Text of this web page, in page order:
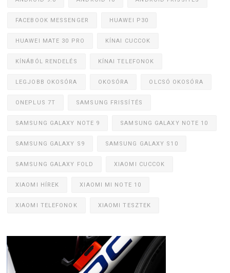
FACEBOOK MESSENGER HUAWEI P30
HUAWEI MATE 30 PRO KÍNAI CUCCOK
KÍNÁBÓL RENDELÉS KÍNAI TELEFONOK
LEGJOBB OKOSÓRA OKOSÓRA OLCSÓ OKOSÓRA
ONEPLUS 7T SAMSUNG FRISSÍTÉS
SAMSUNG GALAXY NOTE 9 SAMSUNG GALAXY NOTE 10
SAMSUNG GALAXY S9 SAMSUNG GALAXY S10
SAMSUNG GALAXY FOLD XIAOMI CUCCOK
XIAOMI HÍREK XIAOMI MI NOTE 10
XIAOMI TELEFONOK XIAOMI TESZTEK